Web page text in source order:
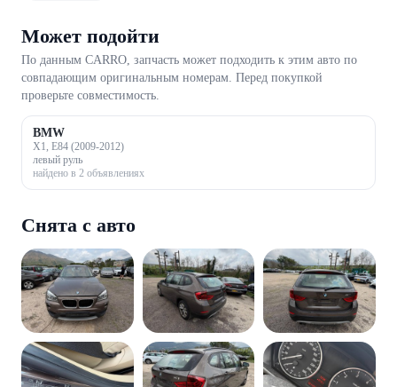
Может подойти
По данным CARRO, запчасть может подходить к этим авто по
совпадающим оригинальным номерам. Перед покупкой
проверьте совместимость.
BMW
X1, E84 (2009-2012)
левый руль
найдено в 2 объявлениях
Снята с авто